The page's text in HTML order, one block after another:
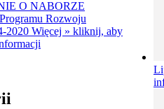
O NABORZE
Rozwoju
2020 Więcej » kliknij, aby